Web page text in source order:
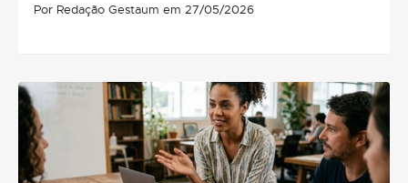
Por Redação Gestaum em 27/05/2026